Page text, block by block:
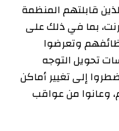
قابلتهم المنظمة
بما في ذلك على
وتعرضوا
تحويل التوجه
إلى تغيير أماكن
وعانوا من عواقب